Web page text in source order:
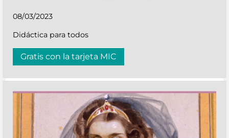
08/03/2023
Didáctica para todos
Gratis con la tarjeta MIC